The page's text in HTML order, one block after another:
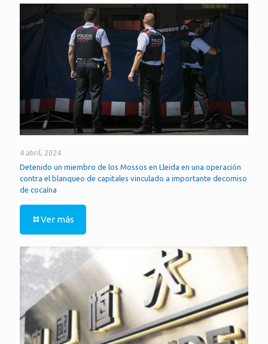
4 abril, 2024
Detenido un miembro de los Mossos en Lleida en una operación
contra el blanqueo de capitales vinculado a importante decomiso
de cocaína
Ver más